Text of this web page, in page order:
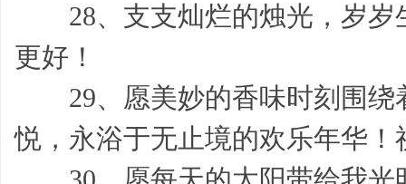
28、支支灿烂的烛光，岁岁
更好！
29、愿美妙的香味时刻围绕
悦，永浴于无止境的欢乐年华！